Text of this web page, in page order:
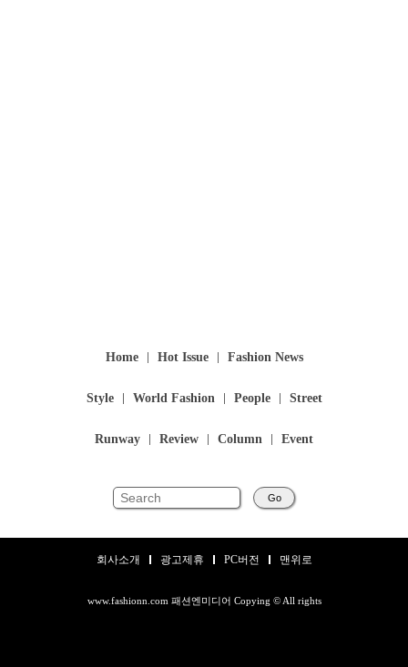
Home Hot Issue Fashion News
Style World Fashion People Street
Runway Review Column Event
Go
회사소개 광고제휴 PC버전 맨위로
www.fashionn.com 패션엔미디어 Copying © All rights